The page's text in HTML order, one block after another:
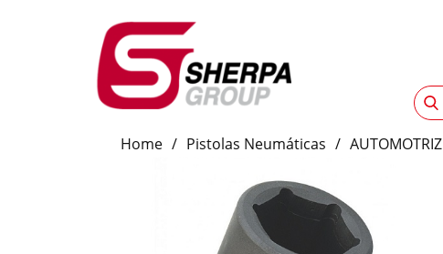
Home / Pistolas Neumáticas / AUTOMOTRIZ